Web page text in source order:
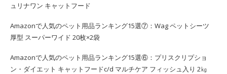
ュリナワン キャットフード
Amazonで人気のペット用品ランキング15選⑦：Wag ペットシーツ
厚型 スーパーワイド 20枚×2袋
Amazonで人気のペット用品ランキング15選⑥：プリスクリプショ
ン・ダイエット キャットフードc/d マルチケア フィッシュ入り 2㎏